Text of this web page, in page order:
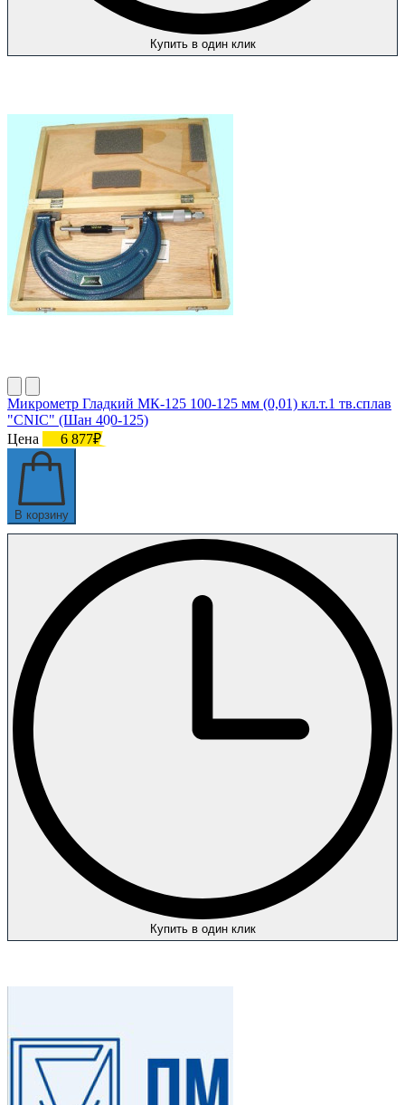
Купить в один клик
Микрометр Гладкий МК-125 100-125 мм (0,01) кл.т.1 тв.сплав
"CNIC" (Шан 400-125)
Цена
6 877₽
В корзину
Купить в один клик